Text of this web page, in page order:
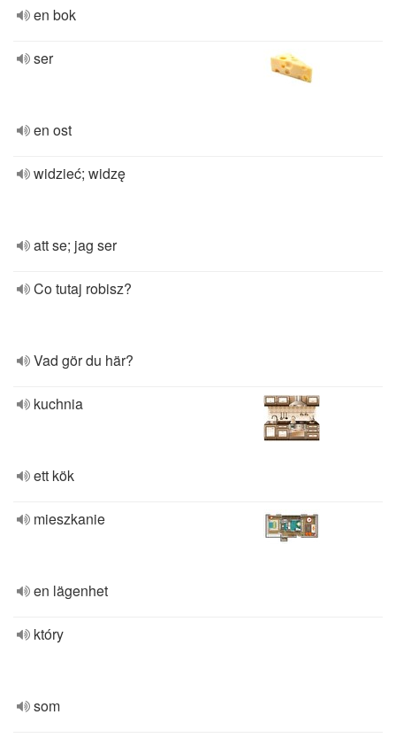
en bok
ser
en ost
widzieć; widzę
att se; jag ser
Co tutaj robisz?
Vad gör du här?
kuchnia
ett kök
mieszkanie
en lägenhet
który
som